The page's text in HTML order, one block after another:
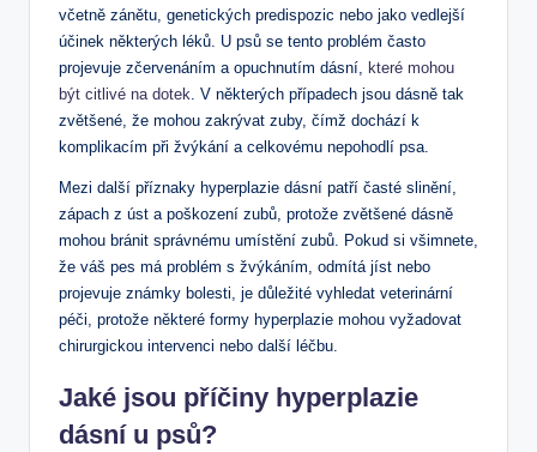
včetně zánětu, genetických predispozic nebo jako vedlejší
účinek některých léků. U psů se tento problém často
projevuje zčervenáním a opuchnutím dásní, které mohou
být citlivé na dotek. V některých případech jsou dásně tak
zvětšené, že mohou zakrývat zuby, čímž dochází k
komplikacím při žvýkání a celkovému nepohodlí psa.
Mezi další příznaky hyperplazie dásní patří časté slinění,
zápach z úst a poškození zubů, protože zvětšené dásně
mohou bránit správnému umístění zubů. Pokud si všimnete,
že váš pes má problém s žvýkáním, odmítá jíst nebo
projevuje známky bolesti, je důležité vyhledat veterinární
péči, protože některé formy hyperplazie mohou vyžadovat
chirurgickou intervenci nebo další léčbu.
Jaké jsou příčiny hyperplazie
dásní u psů?